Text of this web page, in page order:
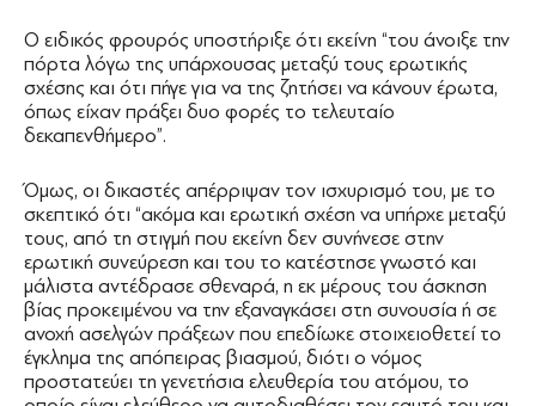
Ο ειδικός φρουρός υποστήριξε ότι εκείνη “του άνοιξε την
πόρτα λόγω της υπάρχουσας μεταξύ τους ερωτικής
σχέσης και ότι πήγε για να της ζητήσει να κάνουν έρωτα,
όπως είχαν πράξει δυο φορές το τελευταίο
δεκαπενθήμερο”.
Όμως, οι δικαστές απέρριψαν τον ισχυρισμό του, με το
σκεπτικό ότι “ακόμα και ερωτική σχέση να υπήρχε μεταξύ
τους, από τη στιγμή που εκείνη δεν συνήνεσε στην
ερωτική συνεύρεση και του το κατέστησε γνωστό και
μάλιστα αντέδρασε σθεναρά, η εκ μέρους του άσκηση
βίας προκειμένου να την εξαναγκάσει στη συνουσία ή σε
ανοχή ασελγών πράξεων που επεδίωκε στοιχειοθετεί το
έγκλημα της απόπειρας βιασμού, διότι ο νόμος
προστατεύει τη γενετήσια ελευθερία του ατόμου, το